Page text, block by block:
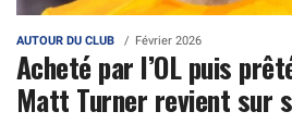
AUTOUR DU CLUB Février 2026
Acheté par l’OL puis
Matt Turner revient sur